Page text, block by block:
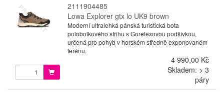
2111904485
Lowa Explorer gtx lo UK9 brown
Moderní ultralehká pánská turistická bota
polobotkového střihu s Goretexovou podšívkou,
určená pro pohyb v horském středně exponovaném
terénu.
4 990,00 Kč
Skladem: > 3
páry